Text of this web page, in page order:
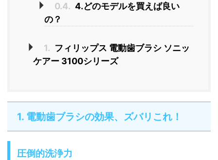
0.4. 4.どのモデルを買えば良い
の？
1. フィリップス 電動歯ブラシ ソニッ
ケアー 3100シリーズ
1. 電動歯ブラシの効果、ズバリこれ！
圧倒的洗浄力